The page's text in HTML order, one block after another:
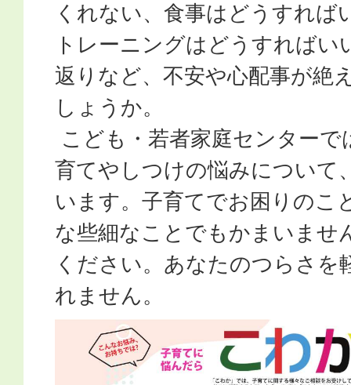
くれない、食事はどうすれば
トレーニングはどうすればい
返りなど、不安や心配事が絶
しょうか。
こども・若者家庭センターで
育てやしつけの悩みについて
います。子育てでお困りのこ
な些細なことでもかまいませ
ください。あなたのつらさを
れません。